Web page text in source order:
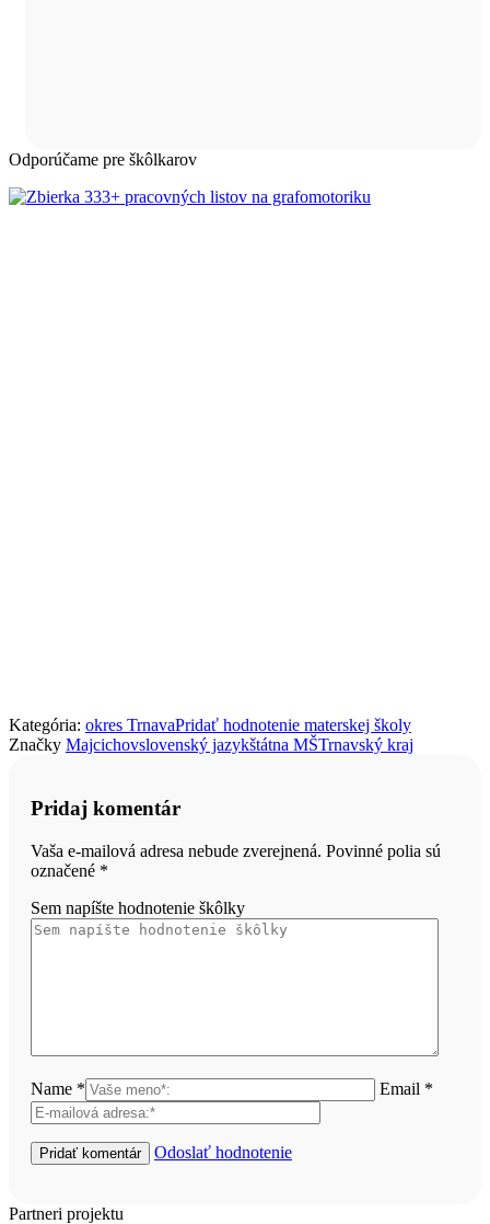
Odporúčame pre škôlkarov
Kategória: okres TrnavaPridať hodnotenie materskej školy
Značky Majcichovslovenský jazykštátna MŠTrnavský kraj
Pridaj komentár
Vaša e-mailová adresa nebude zverejnená. Povinné polia sú
označené *
Sem napíšte hodnotenie škôlky
Name * Email *
Odoslať hodnotenie
Partneri projektu